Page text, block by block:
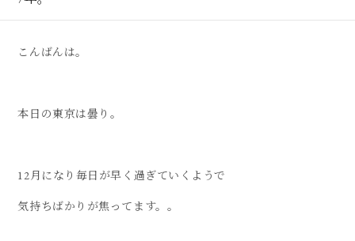
こんばんは。
本日の東京は曇り。
12月になり毎日が早く過ぎていくようで
気持ちばかりが焦ってます。。